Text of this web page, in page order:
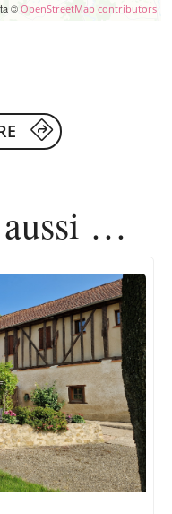
©OpenStreetMap contributors
aussi …